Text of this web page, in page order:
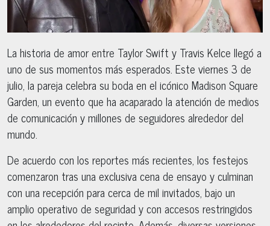
La historia de amor entre Taylor Swift y Travis Kelce llegó a
uno de sus momentos más esperados. Este viernes 3 de
julio, la pareja celebra su boda en el icónico Madison Square
Garden, un evento que ha acaparado la atención de medios
de comunicación y millones de seguidores alrededor del
mundo.
De acuerdo con los reportes más recientes, los festejos
comenzaron tras una exclusiva cena de ensayo y culminan
con una recepción para cerca de mil invitados, bajo un
amplio operativo de seguridad y con accesos restringidos